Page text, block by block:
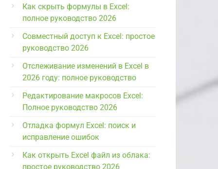
Как скрыть формулы в Excel:
полное руководство 2026
Совместный доступ к Excel: простое
руководство 2026
Отслеживание изменений в Excel в
2026 году: полное руководство
Редактирование макросов Excel:
Полное руководство 2026
Отладка формул Excel: поиск и
исправление ошибок
Как открыть Excel файл из облака:
простое руководство 2026